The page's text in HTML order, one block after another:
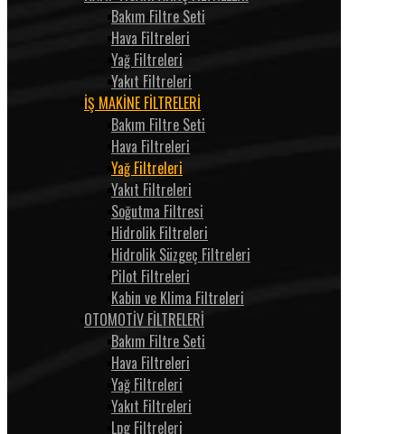
Bakım Filtre Seti
Hava Filtreleri
Yağ Filtreleri
Yakıt Filtreleri
İŞ MAKİNE FİLTRELERİ
Bakım Filtre Seti
Hava Filtreleri
Yağ Filtreleri
Yakıt Filtreleri
Soğutma Filtresi
Hidrolik Filtreleri
Hidrolik Süzgeç Filtreleri
Pilot Filtreleri
Kabin ve Klima Filtreleri
OTOMOTİV FİLTRELERİ
Bakım Filtre Seti
Hava Filtreleri
Yağ Filtreleri
Yakıt Filtreleri
Lpg Filtreleri